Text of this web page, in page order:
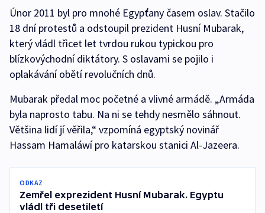
Únor 2011 byl pro mnohé Egypťany časem oslav. Stačilo
18 dní protestů a odstoupil prezident Husní Mubarak,
který vládl třicet let tvrdou rukou typickou pro
blízkovýchodní diktátory. S oslavami se pojilo i
oplakávání obětí revolučních dnů.
Mubarak předal moc početné a vlivné armádě. „Armáda
byla naprosto tabu. Na ni se tehdy nesmělo sáhnout.
Většina lidí jí věřila,“ vzpomíná egyptský novinář
Hassam Hamaláwí pro katarskou stanici Al-Jazeera.
ODKAZ
Zemřel exprezident Husní Mubarak. Egyptu
vládl tři desetiletí